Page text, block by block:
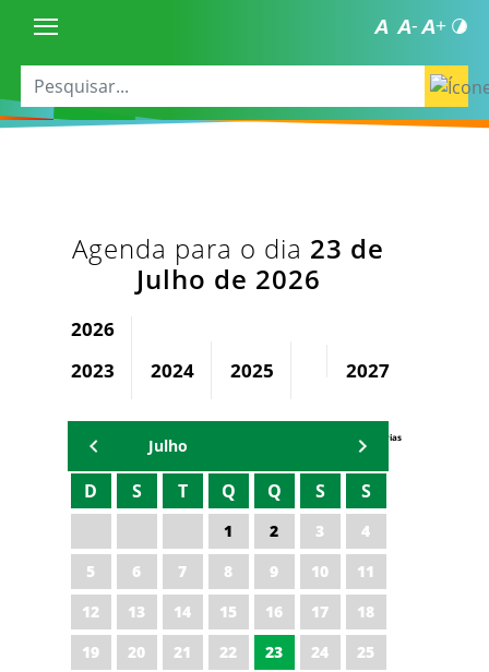
Agenda para o dia 23 de
Julho de 2026
2026
2023
2024 2025 2027
Agenda Secretárias
Julho
D S T Q Q S S
1 2 3
4
5
6 7 8 9 10
11
12
13 14 15 16 17
18
19
20 21 22 23 24
25